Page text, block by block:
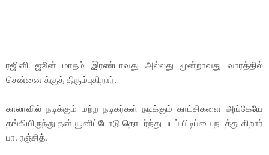
ரஜினி ஜூன் மாதம் இரண்டாவது அல்லது மூன்றாவது வாரத்தில்
சென்னை க்குத் திரும்புகிறார்.
காலாவில் நடிக்கும் மற்ற நடிகர்கள் நடிக்கும் காட்சிகளை அங்கேயே
தங்கியிருந்து தன் யூனிட்டோடு தொடர்ந்து படப் பிடிப்பை நடத்து கிறார்
பா. ரஞ்சித்.